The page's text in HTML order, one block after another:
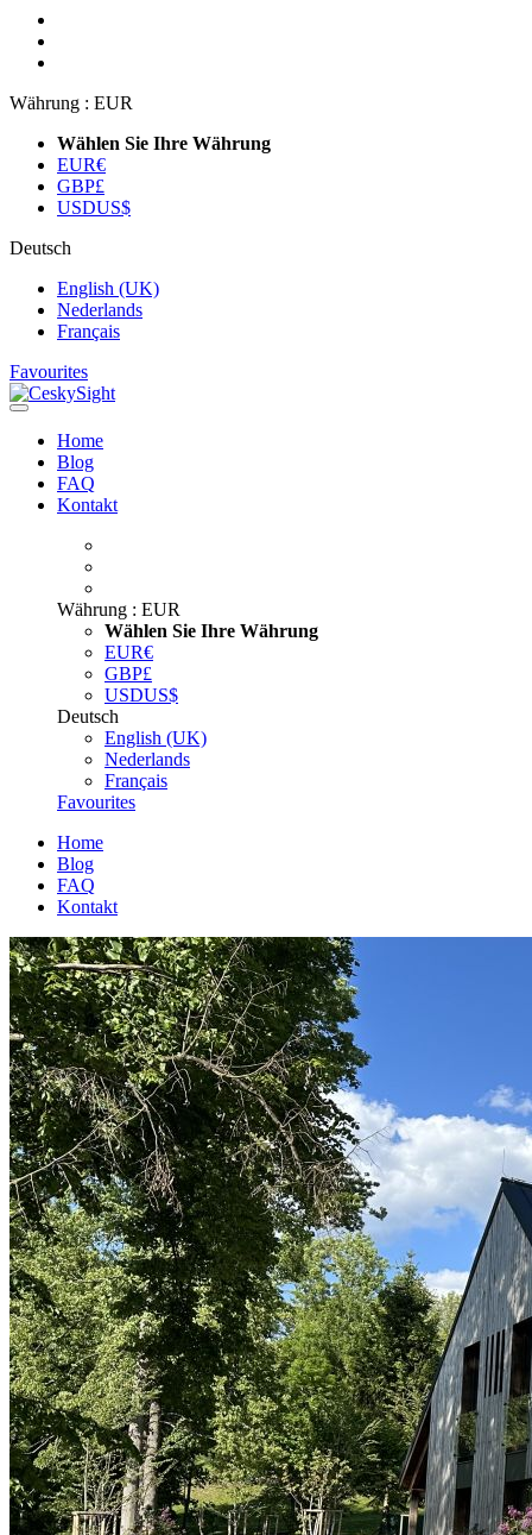
Währung : EUR
Wählen Sie Ihre Währung
EUR€
GBP£
USDUS$
Deutsch
English (UK)
Nederlands
Français
Favourites
Home
Blog
FAQ
Kontakt
Währung : EUR
Wählen Sie Ihre Währung
EUR€
GBP£
USDUS$
Deutsch
English (UK)
Nederlands
Français
Favourites
Home
Blog
FAQ
Kontakt